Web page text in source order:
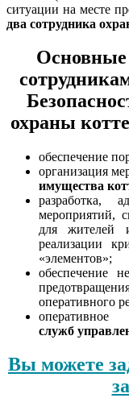
ситуации на месте
два сотрудника
охраны
обеспечение
организация
имущества
разработка,
мероприятий,
для жителей
реализации
«элементов»;
обеспечение
оперативного
служб
Вы можете